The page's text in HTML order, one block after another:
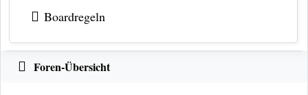
Boardregeln
Foren-Übersicht